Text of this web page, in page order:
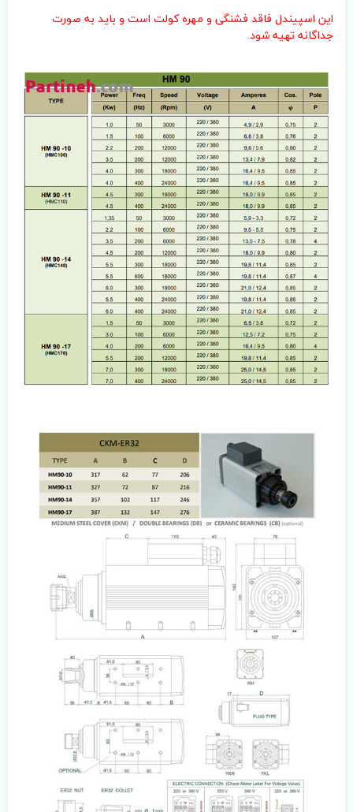
این اسپیندل فاقد فشنگی و مهره کولت است و باید به صورت
جداگانه تهیه شود.